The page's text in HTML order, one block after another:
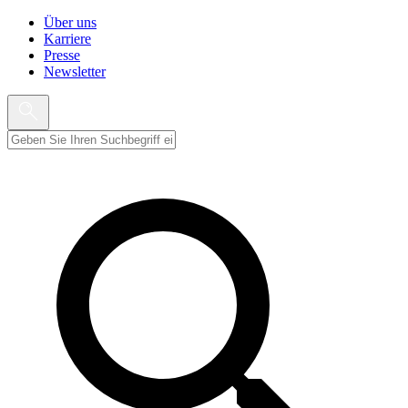
Über uns
Karriere
Presse
Newsletter